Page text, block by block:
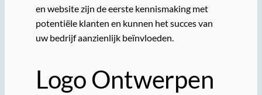
en website zijn de eerste kennismaking met
potentiële klanten en kunnen het succes van
uw bedrijf aanzienlijk beïnvloeden.
Logo Ontwerpen